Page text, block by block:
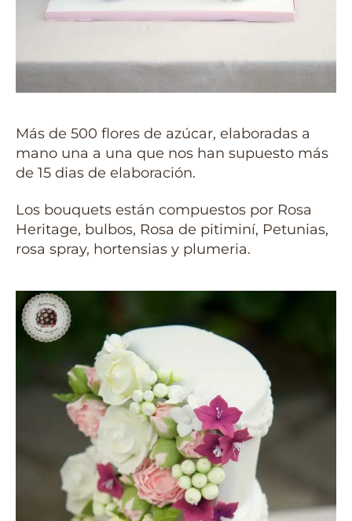
Más de 500 flores de azúcar, elaboradas a
mano una a una que nos han supuesto más
de 15 dias de elaboración.
Los bouquets están compuestos por Rosa
Heritage, bulbos, Rosa de pitiminí, Petunias,
rosa spray, hortensias y plumeria.